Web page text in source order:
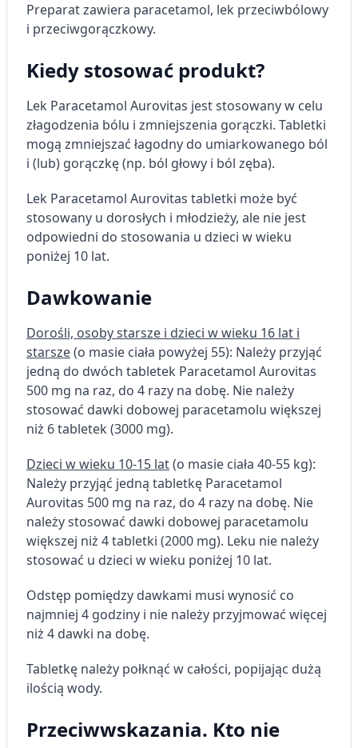
Preparat zawiera paracetamol, lek przeciwbólowy
i przeciwgorączkowy.
Kiedy stosować produkt?
Lek Paracetamol Aurovitas jest stosowany w celu
złagodzenia bólu i zmniejszenia gorączki. Tabletki
mogą zmniejszać łagodny do umiarkowanego ból
i (lub) gorączkę (np. ból głowy i ból zęba).
Lek Paracetamol Aurovitas tabletki może być
stosowany u dorosłych i młodzieży, ale nie jest
odpowiedni do stosowania u dzieci w wieku
poniżej 10 lat.
Dawkowanie
Dorośli, osoby starsze i dzieci w wieku 16 lat i
starsze(o masie ciała powyżej 55): Należy przyjąć
jedną do dwóch tabletek Paracetamol Aurovitas
500 mg na raz, do 4 razy na dobę. Nie należy
stosować dawki dobowej paracetamolu większej
niż 6 tabletek (3000 mg).
Dzieci w wieku 10-15 lat(o masie ciała 40-55 kg):
Należy przyjąć jedną tabletkę Paracetamol
Aurovitas 500 mg na raz, do 4 razy na dobę. Nie
należy stosować dawki dobowej paracetamolu
większej niż 4 tabletki (2000 mg). Leku nie należy
stosować u dzieci w wieku poniżej 10 lat.
Odstęp pomiędzy dawkami musi wynosić co
najmniej 4 godziny i nie należy przyjmować więcej
niż 4 dawki na dobę.
Tabletkę należy połknąć w całości, popijając dużą
ilością wody.
Przeciwwskazania. Kto nie